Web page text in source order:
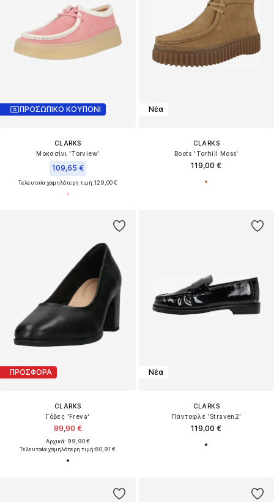
ΠΡΟΣΩΠΙΚΟ ΚΟΥΠΟΝΙ
CLARKS
Μοκασίνι 'Torview'
109,65 €
Τελευταία χαμηλότερη τιμή:129,00 €
Νέα
CLARKS
Boots 'Torhill Moss'
119,00 €
ΠΡΟΣΦΟΡΑ
CLARKS
Γόβες 'Freva'
89,90 €
Αρχικά: 99,90 €
Τελευταία χαμηλότερη τιμή:80,91 €
Νέα
CLARKS
Παντοφλέ 'Straven2'
119,00 €